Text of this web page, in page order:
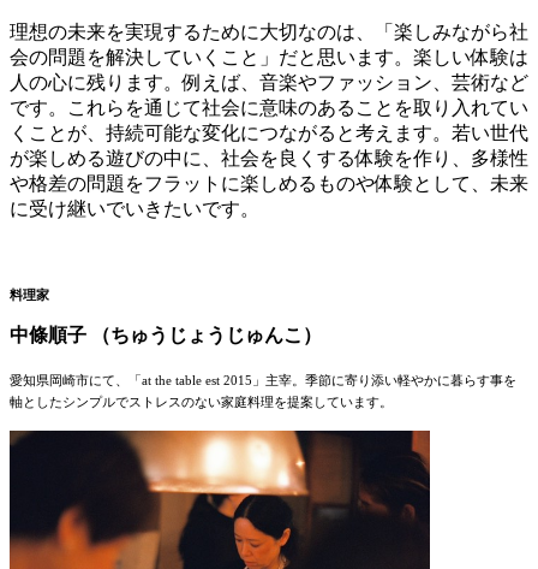
理想の未来を実現するために大切なのは、「楽しみながら社
会の問題を解決していくこと」だと思います。楽しい体験は
人の心に残ります。例えば、音楽やファッション、芸術など
です。これらを通じて社会に意味のあることを取り入れてい
くことが、持続可能な変化につながると考えます。若い世代
が楽しめる遊びの中に、社会を良くする体験を作り、多様性
や格差の問題をフラットに楽しめるものや体験として、未来
に受け継いでいきたいです。
料理家
中條順子 （ちゅうじょうじゅんこ）
愛知県岡崎市にて、「at the table est 2015」主宰。季節に寄り添い軽やかに暮らす事を
軸としたシンプルでストレスのない家庭料理を提案しています。